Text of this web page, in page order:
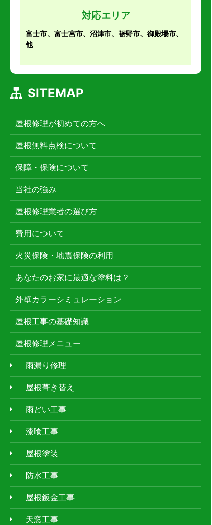
対応エリア
富士市、富士宮市、沼津市、裾野市、御殿場市、
他
SITEMAP
屋根修理が初めての方へ
屋根無料点検について
保障・保険について
当社の強み
屋根修理業者の選び方
費用について
火災保険・地震保険の利用
あなたのお家に最適な塗料は？
外壁カラーシミュレーション
屋根工事の基礎知識
屋根修理メニュー
雨漏り修理
屋根葺き替え
雨どい工事
漆喰工事
屋根塗装
防水工事
屋根鈑金工事
天窓工事